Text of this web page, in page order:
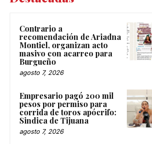
Contrario a
recomendación de Ariadna
Montiel, organizan acto
masivo con acarreo para
Burgueño
agosto 7, 2026
Empresario pagó 200 mil
pesos por permiso para
corrida de toros apócrifo:
Sindica de Tijuana
agosto 7, 2026